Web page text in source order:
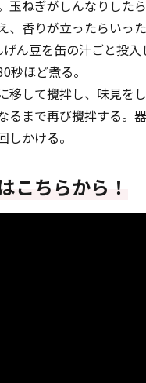
玉ねぎがしんなりした
、香りが立ったらいっ
ん豆を缶の汁ごと投入
秒ほど煮る。
移して攪拌し、味見を
るまで再び攪拌する。
しかける。
こちらから！